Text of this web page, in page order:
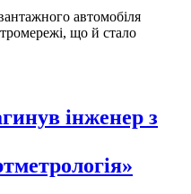
автомобіля
що й стало
інженер з